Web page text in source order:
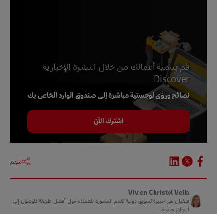
قم بتنمية أعمالك من خلال النشرة الإخبارية
Discover
نصائح ورؤى لوجستية مباشرة إلى صندوق الوارد الخاص بك
اشترك الآن
سهم
Vivien Christel Vella
فيفيان هي خبيرة تسويق دولية تقدم المشورة للعملاء حول أفضل طريقة للوصول إلى
أسواق جديدة.